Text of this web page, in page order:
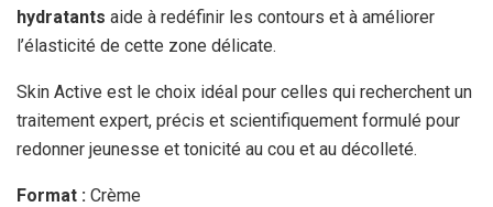
hydratants aide à redéfinir les contours et à améliorer
l’élasticité de cette zone délicate.
Skin Active est le choix idéal pour celles qui recherchent un
traitement expert, précis et scientifiquement formulé pour
redonner jeunesse et tonicité au cou et au décolleté.
Format : Crème